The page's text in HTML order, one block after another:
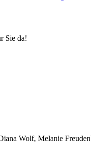
Sie da!
Wolf, Melanie